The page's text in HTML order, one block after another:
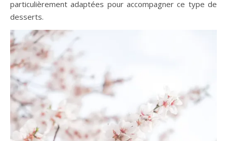
particulièrement adaptées pour accompagner ce type de
desserts.